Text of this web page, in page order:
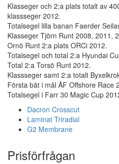
Klasseger och 2:a plats totalt av
klassseger 2012.
Totalsegel lilla banan Faerder
Klasseger Tjörn Runt 2008, 2011,
Ornö Runt 2:a plats ORCi 2012.
Totalsegel och total 2:a Hyundai
Total 2:a Torsö Runt 2012.
Klassseger samt 2:a totalt
Första båt i mål ÅF Offshore Race
Totalsegel i Farr 30 Magic Cup
Dacron Crosscut
Laminat Triradial
G2 Membrane
Prisförfrågan